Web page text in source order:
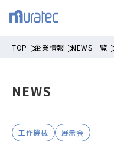
TOP 企業情報 NEWS一覧
NEWS
工作機械 展示会